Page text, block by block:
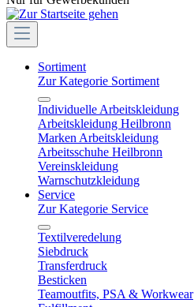
Sortiment
Zur Kategorie Sortiment
Individuelle Arbeitskleidung
Arbeitskleidung Heilbronn
Marken Arbeitskleidung
Arbeitsschuhe Heilbronn
Vereinskleidung
Warnschutzkleidung
Service
Zur Kategorie Service
Textilveredelung
Siebdruck
Transferdruck
Besticken
Teamoutfits, PSA & Workwear